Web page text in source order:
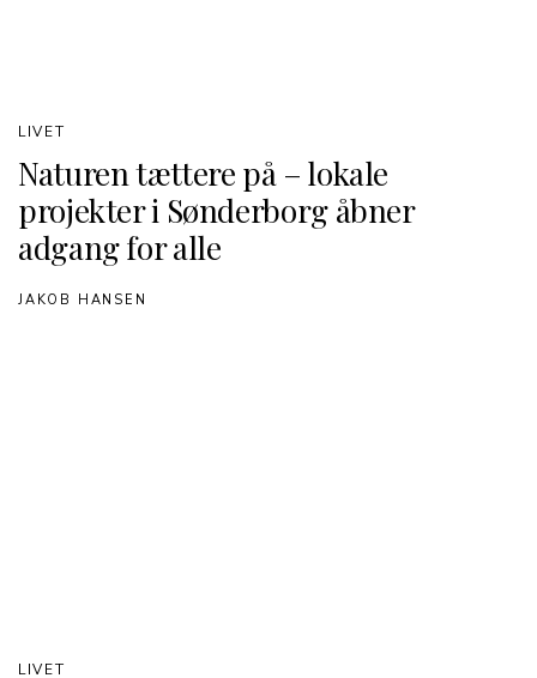
Naturen tættere på – lokale
projekter i Sønderborg åbner
adgang for alle
LIVET
JAKOB HANSEN
LIVET